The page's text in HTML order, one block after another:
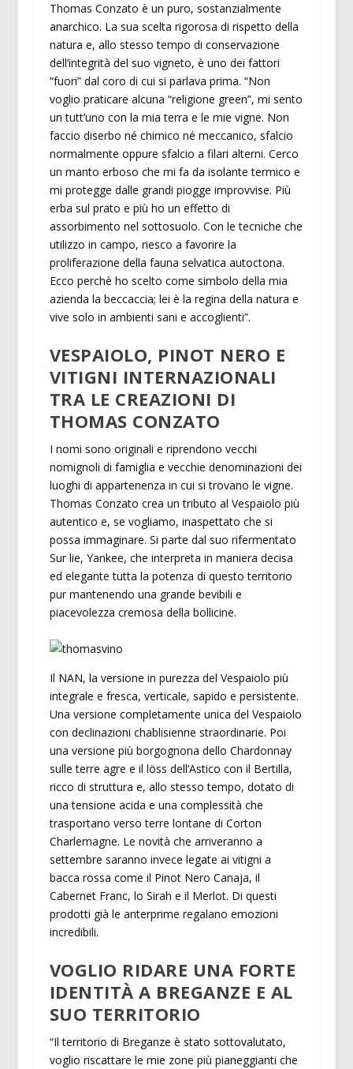
Thomas Conzato è un puro, sostanzialmente
anarchico. La sua scelta rigorosa di rispetto della
natura e, allo stesso tempo di conservazione
dell’integrità del suo vigneto, è uno dei fattori
“fuori” dal coro di cui si parlava prima. “Non
voglio praticare alcuna “religione green”, mi sento
un tutt’uno con la mia terra e le mie vigne. Non
faccio diserbo né chimico né meccanico, sfalcio
normalmente oppure sfalcio a filari alterni. Cerco
un manto erboso che mi fa da isolante termico e
mi protegge dalle grandi piogge improvvise. Più
erba sul prato e più ho un effetto di
assorbimento nel sottosuolo. Con le tecniche che
utilizzo in campo, riesco a favorire la
proliferazione della fauna selvatica autoctona.
Ecco perchè ho scelto come simbolo della mia
azienda la beccaccia; lei è la regina della natura e
vive solo in ambienti sani e accoglienti”.
VESPAIOLO, PINOT NERO E
VITIGNI INTERNAZIONALI
TRA LE CREAZIONI DI
THOMAS CONZATO
I nomi sono originali e riprendono vecchi
nomignoli di famiglia e vecchie denominazioni dei
luoghi di appartenenza in cui si trovano le vigne.
Thomas Conzato crea un tributo al Vespaiolo più
autentico e, se vogliamo, inaspettato che si
possa immaginare. Si parte dal suo rifermentato
Sur lie, Yankee, che interpreta in maniera decisa
ed elegante tutta la potenza di questo territorio
pur mantenendo una grande bevibili e
piacevolezza cremosa della bollicine.
Il NAN, la versione in purezza del Vespaiolo più
integrale e fresca, verticale, sapido e persistente.
Una versione completamente unica del Vespaiolo
con declinazioni chablisienne straordinarie. Poi
una versione più borgognona dello Chardonnay
sulle terre agre e il löss dell’Astico con il Bertilla,
ricco di struttura e, allo stesso tempo, dotato di
una tensione acida e una complessità che
trasportano verso terre lontane di Corton
Charlemagne. Le novità che arriveranno a
settembre saranno invece legate ai vitigni a
bacca rossa come il Pinot Nero Canaja, il
Cabernet Franc, lo Sirah e il Merlot. Di questi
prodotti già le anterprime regalano emozioni
incredibili.
VOGLIO RIDARE UNA FORTE
IDENTITÀ A BREGANZE E AL
SUO TERRITORIO
“Il territorio di Breganze è stato sottovalutato,
voglio riscattare le mie zone più pianeggianti che